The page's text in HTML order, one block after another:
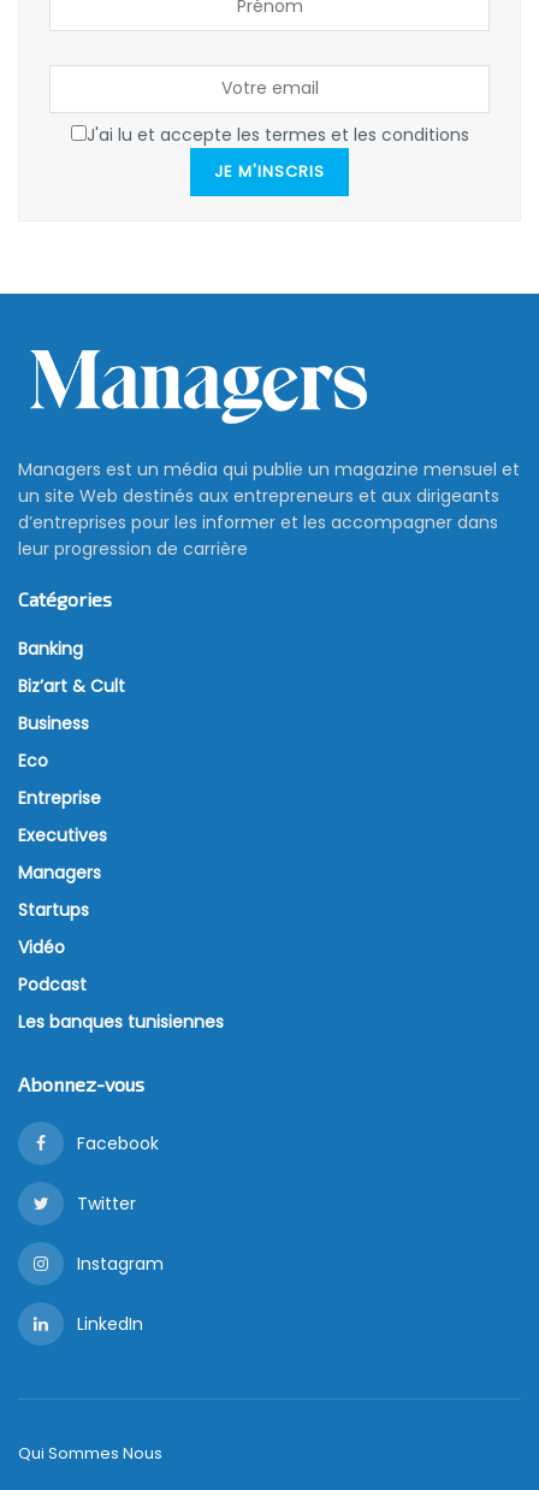
J'ai lu et accepte les termes et les conditions
JE M'INSCRIS
Managers est un média qui publie un magazine mensuel et
un site Web destinés aux entrepreneurs et aux dirigeants
d’entreprises pour les informer et les accompagner dans
leur progression de carrière
Catégories
Banking
Biz’art & Cult
Business
Eco
Entreprise
Executives
Managers
Startups
Vidéo
Podcast
Les banques tunisiennes
Abonnez-vous
Facebook
Twitter
Instagram
LinkedIn
Qui Sommes Nous